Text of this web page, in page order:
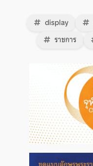
display
ราชการ